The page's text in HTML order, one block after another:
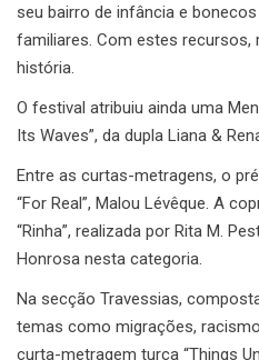
seu bairro de infância e
familiares. Com estes recursos,
história.
O festival atribuiu ainda uma
Its Waves”, da dupla Liana &
Entre as curtas-metragens, o
“For Real”, Malou Lévêque. A
“Rinha”, realizada por Rita M.
Honrosa nesta categoria.
Na secção Travessias,
temas como migrações,
curta-metragem turca “Things